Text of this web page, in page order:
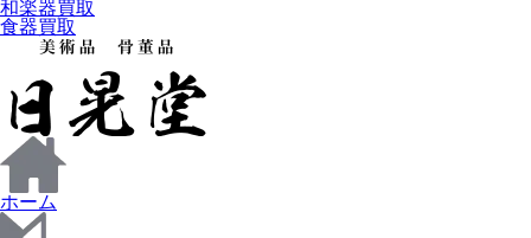
和楽器買取
食器買取
ホーム